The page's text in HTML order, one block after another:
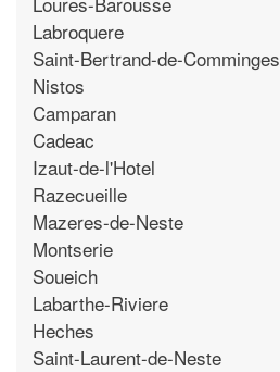
Labroquere
Saint-Bertrand-de-Comminges
Nistos
Camparan
Cadeac
Izaut-de-l'Hotel
Razecueille
Mazeres-de-Neste
Montserie
Soueich
Labarthe-Riviere
Heches
Saint-Laurent-de-Neste